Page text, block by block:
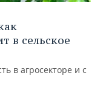
в сельское
в агросекторе и с